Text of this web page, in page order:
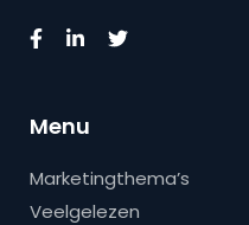
Menu
Marketingthema’s
Veelgelezen